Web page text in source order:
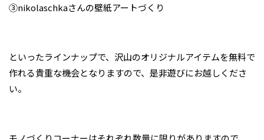
③nikolaschkaさんの壁紙アートづくり
といったラインナップで、沢山のオリジナルアイテムを無料で
作れる貴重な機会となりますので、是非遊びにお越しくださ
い。